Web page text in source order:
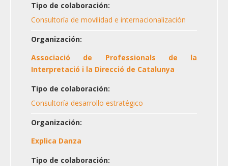
Tipo de colaboración:
Consultoría de movilidad e internacionalización
Organización:
Associació de Professionals de la
Interpretació i la Direcció de Catalunya
Tipo de colaboración:
Consultoría desarrollo estratégico
Organización:
Explica Danza
Tipo de colaboración: